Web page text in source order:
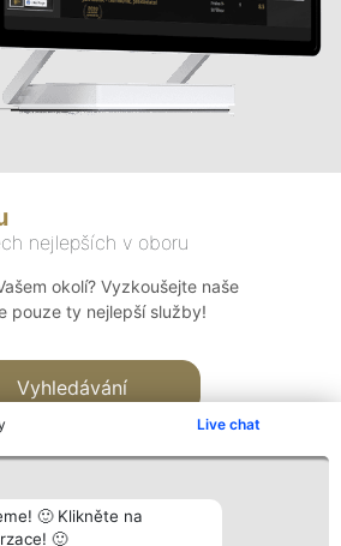
Live chat
🙂 Klikněte na
🙂
nejlepších v oboru
okolí? Vyzkoušejte naše
pouze ty nejlepší služby!
Vyhledávání